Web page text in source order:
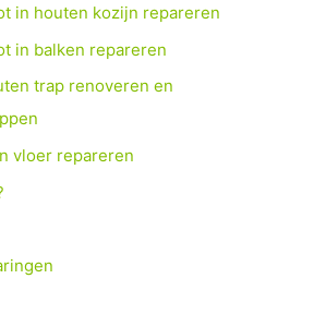
in houten kozijn repareren
in balken repareren
trap renoveren en
vloer repareren